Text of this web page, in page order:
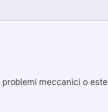
meccanici o